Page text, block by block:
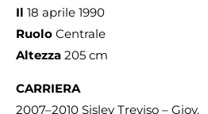
Il 18 aprile 1990
Ruolo Centrale
Altezza 205 cm
CARRIERA
2007–2010 Sisley Treviso – Giov.